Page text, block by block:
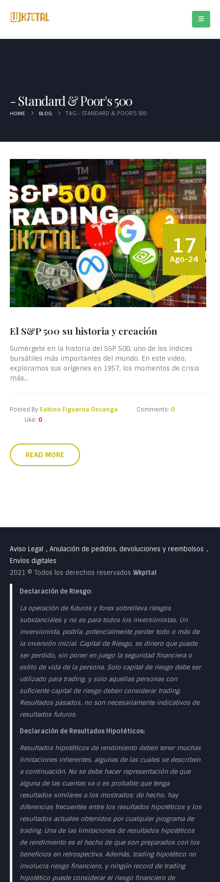
Standard & Poor's 500
HOME BLOG TAG - STANDARD & POOR'S 500
17
Ago-24
El S&P 500 su historia y creación
Sumérgete en la historia del S&P 500, uno de los índices
bursátiles más importantes del mundo. En este video,
exploramos sus orígenes en 1957, los momentos de crisis
más...
Posted By Sabino Figueroa Oscanga Comments: 0
Like: 0
READ MORE
Aviso Legal • Anulación de pedidos, devoluciones y reembolsos •
Envíos digitales
2021 © Todos los derechos reservados Wkpital
Declaración de Riesgo:
La operación de futuros y forex sobrelleva riesgos
substanciales y no es para todos los inversionistas. Un
inversionista, podría, potencialmente perder todo o más de
la inversión inicial. Capital de Riesgo, es dinero que puede
ser perdido, sin poner en juego la seguridad financiera o
estilo de vida de la persona. Solo capital de riesgo debe ser
utilizado para trading, y solo aquellas personas con
suficiente capital de riesgo deben considerar trading.
Resultados pasados, no son necesariamente indicativos de
resultados futuros.
Declaración de Resultados Hipotéticos:
Resultados hipotéticos de rendimiento deben tener muchas
limitaciones inherentes, algunas de las cuales se describen
a continuación. No se debe hacer representación de que
alguna de las cuentas va o es probable que tenga
resultados similares a los mostrados; de hecho, hay
diferencias frecuentes entre los resultados hipotéticos y los
resultados actuales obtenidos por cualquier programa de
trading. Una de las limitaciones de resultados hipotéticos
de rendimiento es el hecho de que son preparados con los
beneficios en retrospectiva. Además, trading hipotético no
involucra riesgo financiero, y ningún record de trading
hipotético puede considerar el riesgo financiero de